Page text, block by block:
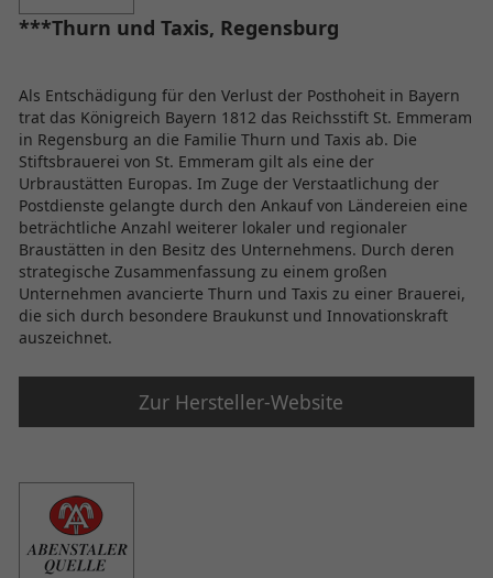
***Thurn und Taxis, Regensburg
Als Entschädigung für den Verlust der Posthoheit in Bayern
trat das Königreich Bayern 1812 das Reichsstift St. Emmeram
in Regensburg an die Familie Thurn und Taxis ab. Die
Stiftsbrauerei von St. Emmeram gilt als eine der
Urbraustätten Europas. Im Zuge der Verstaatlichung der
Postdienste gelangte durch den Ankauf von Ländereien eine
beträchtliche Anzahl weiterer lokaler und regionaler
Braustätten in den Besitz des Unternehmens. Durch deren
strategische Zusammenfassung zu einem großen
Unternehmen avancierte Thurn und Taxis zu einer Brauerei,
die sich durch besondere Braukunst und Innovationskraft
auszeichnet.
Zur Hersteller-Website